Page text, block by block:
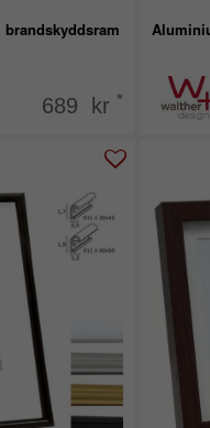
brandskyddsram
689 kr *